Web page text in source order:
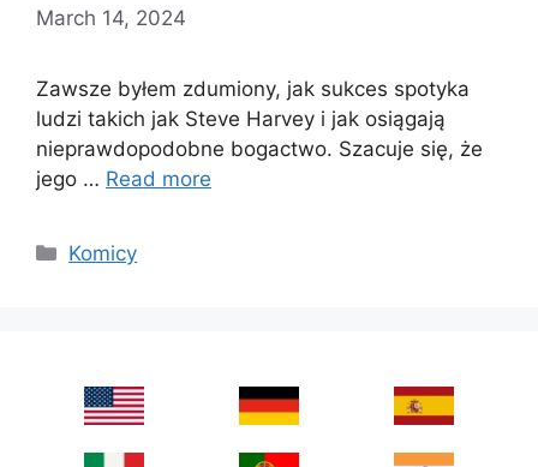
March 14, 2024
Zawsze byłem zdumiony, jak sukces spotyka
ludzi takich jak Steve Harvey i jak osiągają
nieprawdopodobne bogactwo. Szacuje się, że
jego … Read more
Categories
Komicy